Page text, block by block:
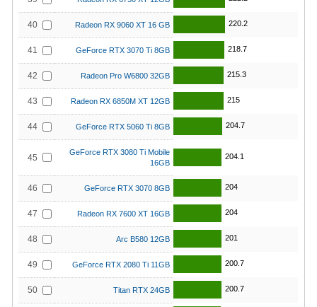
40 Radeon RX 9060 XT 16 GB 220.2
41 GeForce RTX 3070 Ti 8GB 218.7
42 Radeon Pro W6800 32GB 215.3
43 Radeon RX 6850M XT 12GB 215
44 GeForce RTX 5060 Ti 8GB 204.7
45
GeForce RTX 3080 Ti Mobile
16GB
204.1
46 GeForce RTX 3070 8GB 204
47 Radeon RX 7600 XT 16GB 204
48 Arc B580 12GB 201
49 GeForce RTX 2080 Ti 11GB 200.7
50 Titan RTX 24GB 200.7